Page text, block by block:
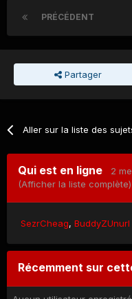
PRÉCÉDENT
Partager
Aller sur la liste des
Qui est en ligne 2
(Afficher la liste complète)
SezrCheag BuddyZUnurl
Récemment sur